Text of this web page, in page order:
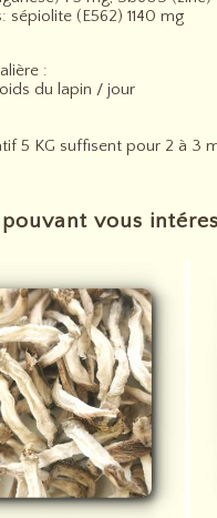
sépiolite (E562) 1140 mg
:
du lapin / jour
5 KG suffisent pour 2 à 3
vous